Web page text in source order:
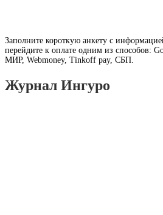
Заполните короткую анкету с
перейдите к оплате одним из способов:
МИР, Webmoney, Tinkoff pay, СБП.
Журнал Ингуро